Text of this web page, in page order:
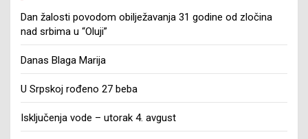
Dan žalosti povodom obilježavanja 31 godine od zločina
nad srbima u “Oluji”
Danas Blaga Marija
U Srpskoj rođeno 27 beba
Isključenja vode – utorak 4. avgust